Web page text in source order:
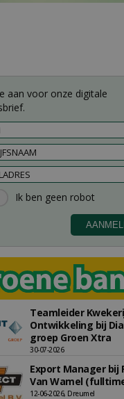
aan voor onze digitale
Teamleider
Ontwikkeling bij
groep Groen Xtra
30-07-2026
Export Manager bij
Van Wamel
12-06-2026, Dreumel